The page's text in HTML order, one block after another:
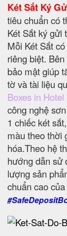
Két Sắt Ký
tiêu chuẩn có
Két Sắt ký gửi
Mỗi Két Sắt
riêng biệt.
bảo mật giúp
tờ và tài liệu
Boxes in
công nghệ
1 chiếc két
màu theo thời
hóa.Theo hệ
hướng dẫn sử
lượng sản
chuẩn cao